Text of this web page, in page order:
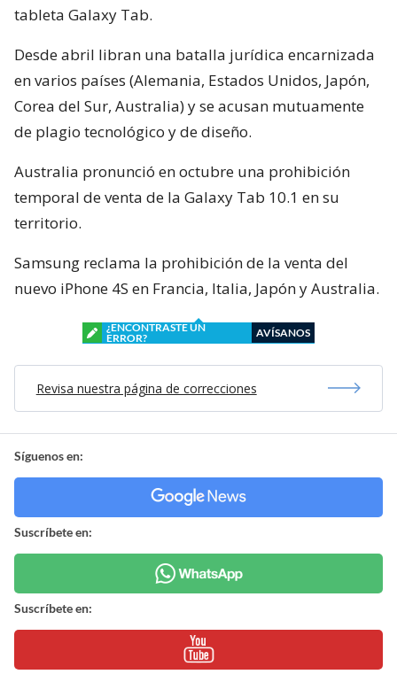
tableta Galaxy Tab.
Desde abril libran una batalla jurídica encarnizada
en varios países (Alemania, Estados Unidos, Japón,
Corea del Sur, Australia) y se acusan mutuamente
de plagio tecnológico y de diseño.
Australia pronunció en octubre una prohibición
temporal de venta de la Galaxy Tab 10.1 en su
territorio.
Samsung reclama la prohibición de la venta del
nuevo iPhone 4S en Francia, Italia, Japón y Australia.
¿ENCONTRASTE UN
ERROR?
AVÍSANOS
Revisa nuestra página de correcciones
Síguenos en:
Suscríbete en:
Suscríbete en: